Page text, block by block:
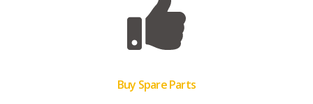
Buy Spare Parts